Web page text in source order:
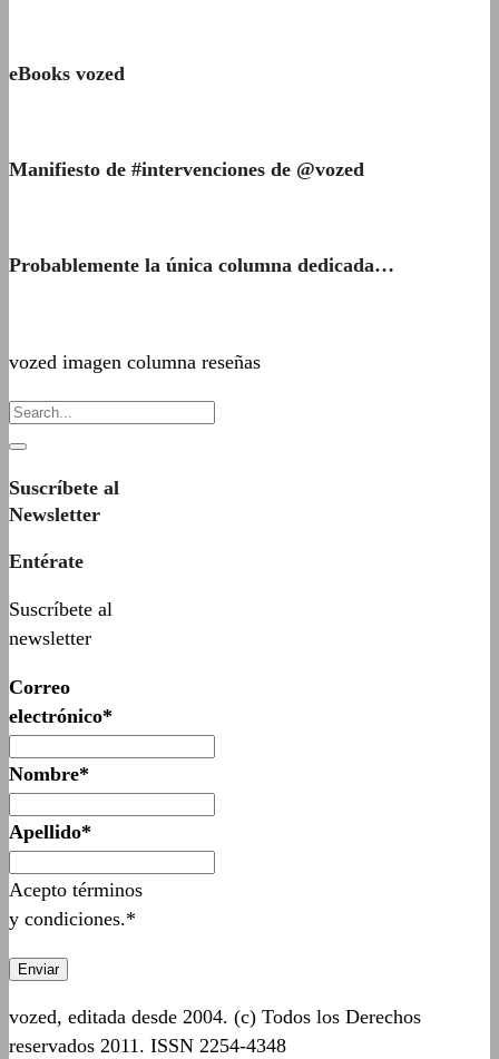
eBooks vozed
Manifiesto de #intervenciones de @vozed
Probablemente la única columna dedicada…
vozed imagen columna reseñas
Suscríbete al
Newsletter
Entérate
Suscríbete al
newsletter
Correo
electrónico*
Nombre*
Apellido*
Acepto términos
y condiciones.*
vozed, editada desde 2004. (c) Todos los Derechos
reservados 2011. ISSN 2254-4348